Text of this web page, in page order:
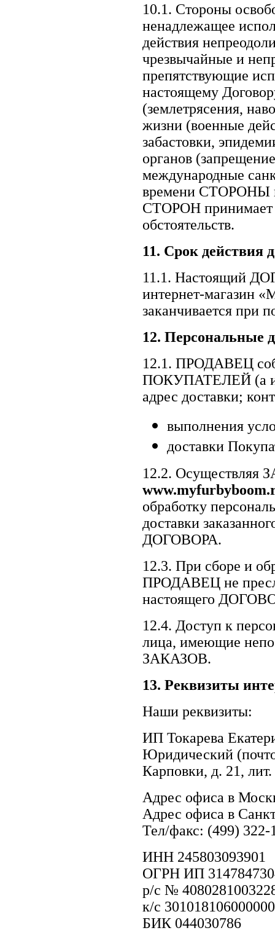
10.1. Стороны
ненадлежащее
действия
чрезвычайные и
препятствующие
настоящему
(землетрясения,
жизни (военные
забастовки,
органов
международные
времени СТОРОНЫ
СТОРОН принимает
обстоятельств.
11. Срок действия
11.1. Настоящий
интернет-магазин
заканчивается при
12. Персональные
12.1. ПРОДАВЕЦ
ПОКУПАТЕЛЕЙ (а
адрес доставки;
выполнения
доставки
12.2. Осуществляя
www.myfurbyboom
обработку
доставки
ДОГОВОРА.
12.3. При сборе и
ПРОДАВЕЦ не
настоящего
12.4. Доступ к
лица, имеющие
ЗАКАЗОВ.
13. Реквизиты
Наши реквизиты:
ИП Токарева
Юридический
Карповки, д. 21,
Адрес офиса в
Адрес офиса в
Тел/факс: (499) 322-
ИНН 245803093901
ОГРН ИП
р/с №
к/с
БИК 044030786